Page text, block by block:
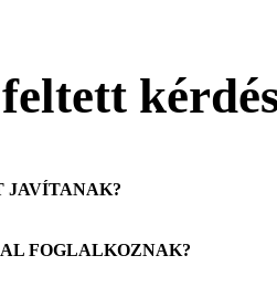
JAVÍTANAK?
FOGLALKOZNAK?